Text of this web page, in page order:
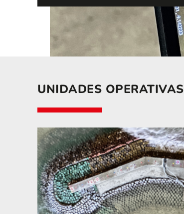
UNIDADES OPERATIVAS